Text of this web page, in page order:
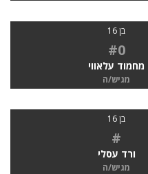
בן 16
#0
מחמוד עלאווי
מגיש/ה
בן 16
#
ורד עסלי
מגיש/ה